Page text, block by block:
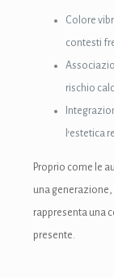
Colore
contesti
rischio
l’estetica
Proprio come le
una
rappresenta una
presente.